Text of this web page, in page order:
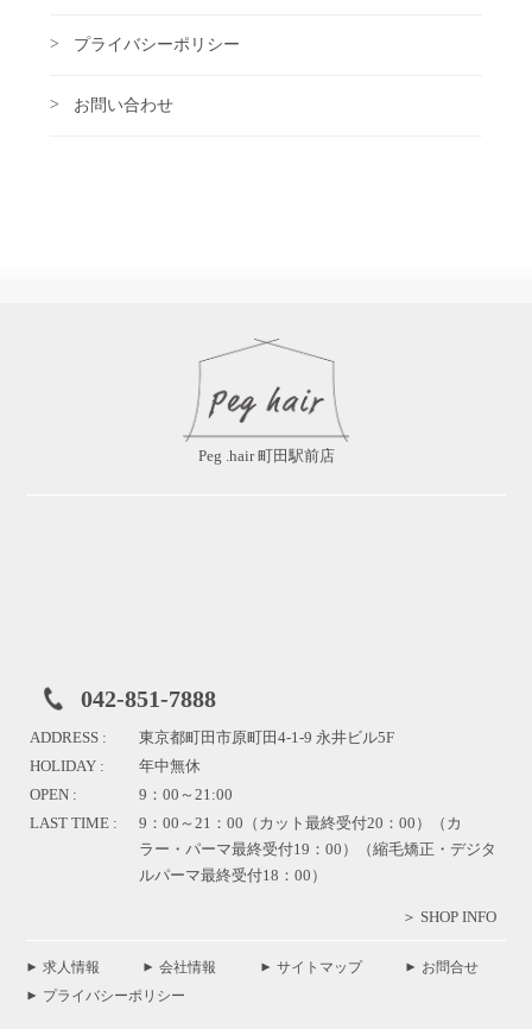
プライバシーポリシー
お問い合わせ
042-851-7888
ADDRESS :
東京都町田市原町田4-1-9 永井ビル5F
HOLIDAY :
年中無休
OPEN :
9：00～21:00
LAST TIME :
9：00～21：00（カット最終受付20：00）（カ
ラー・パーマ最終受付19：00）（縮毛矯正・デジタ
ルパーマ最終受付18：00）
＞ SHOP INFO
Peg .hair 町田駅前店
求人情報 会社情報 サイトマップ
お問合せ
プライバシーポリシー